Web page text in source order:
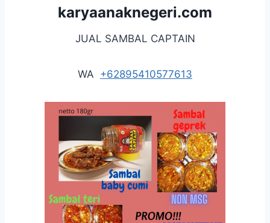
karyaanaknegeri.com
JUAL SAMBAL CAPTAIN
WA +62895410577613